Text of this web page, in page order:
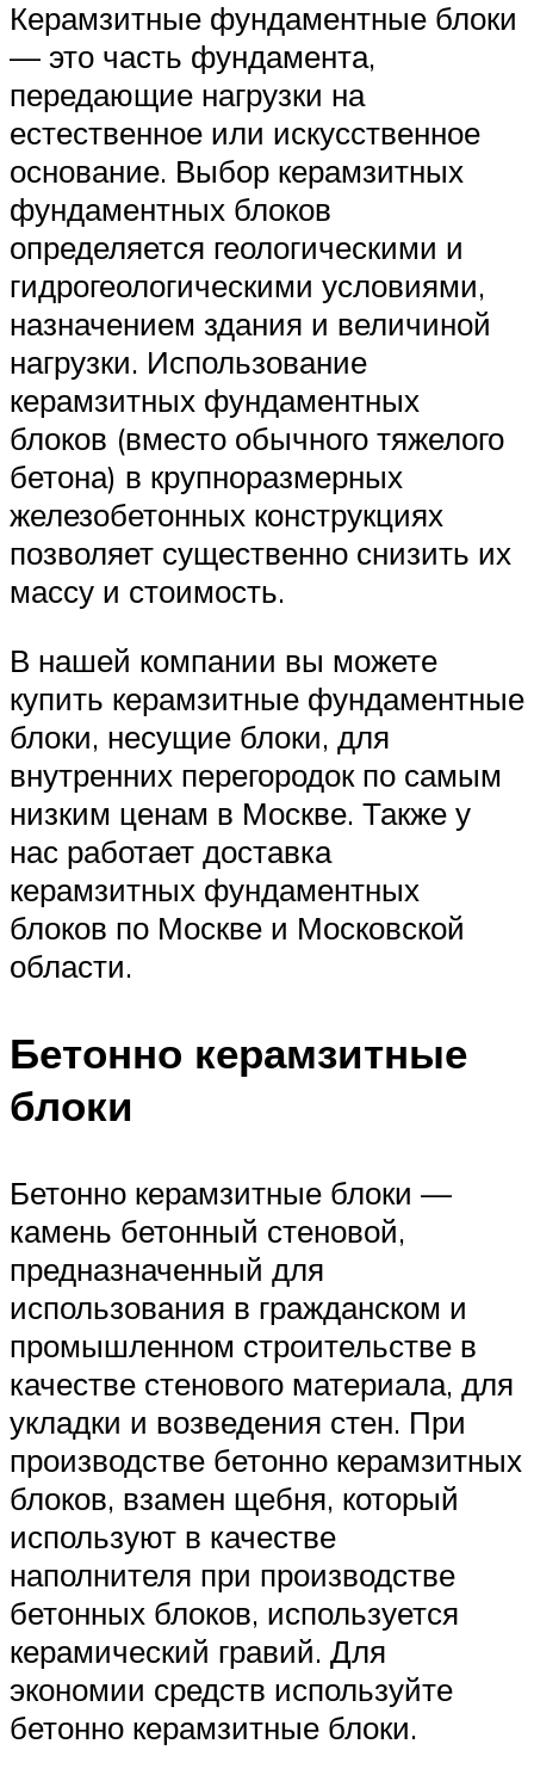
Керамзитные фундаментные блоки
— это часть фундамента,
передающие нагрузки на
естественное или искусственное
основание. Выбор керамзитных
фундаментных блоков
определяется геологическими и
гидрогеологическими условиями,
назначением здания и величиной
нагрузки. Использование
керамзитных фундаментных
блоков (вместо обычного тяжелого
бетона) в крупноразмерных
железобетонных конструкциях
позволяет существенно снизить их
массу и стоимость.
В нашей компании вы можете
купить керамзитные фундаментные
блоки, несущие блоки, для
внутренних перегородок по самым
низким ценам в Москве. Также у
нас работает доставка
керамзитных фундаментных
блоков по Москве и Московской
области.
Бетонно керамзитные
блоки
Бетонно керамзитные блоки —
камень бетонный стеновой,
предназначенный для
использования в гражданском и
промышленном строительстве в
качестве стенового материала, для
укладки и возведения стен. При
производстве бетонно керамзитных
блоков, взамен щебня, который
используют в качестве
наполнителя при производстве
бетонных блоков, используется
керамический гравий. Для
экономии средств используйте
бетонно керамзитные блоки.